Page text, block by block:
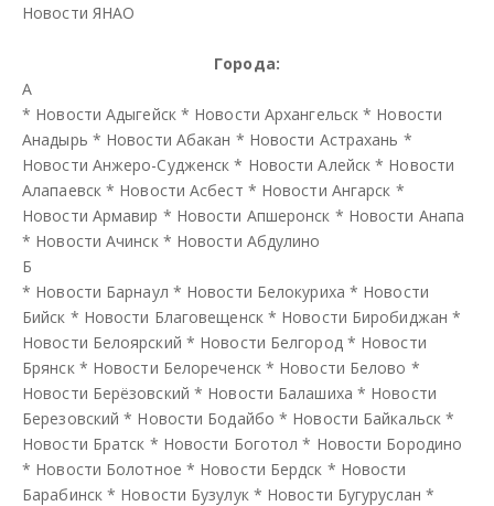
Новости ЯНАО
Города:
А
* Новости Адыгейск * Новости Архангельск * Новости
Анадырь * Новости Абакан * Новости Астрахань *
Новости Анжеро-Судженск * Новости Алейск * Новости
Алапаевск * Новости Асбест * Новости Ангарск *
Новости Армавир * Новости Апшеронск * Новости Анапа
* Новости Ачинск * Новости Абдулино
Б
* Новости Барнаул * Новости Белокуриха * Новости
Бийск * Новости Благовещенск * Новости Биробиджан *
Новости Белоярский * Новости Белгород * Новости
Брянск * Новости Белореченск * Новости Белово *
Новости Берёзовский * Новости Балашиха * Новости
Березовский * Новости Бодайбо * Новости Байкальск *
Новости Братск * Новости Боготол * Новости Бородино
* Новости Болотное * Новости Бердск * Новости
Барабинск * Новости Бузулук * Новости Бугуруслан *